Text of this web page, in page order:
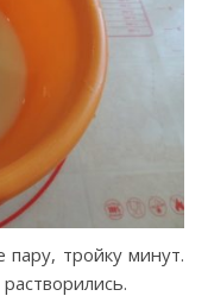
тройку минут.